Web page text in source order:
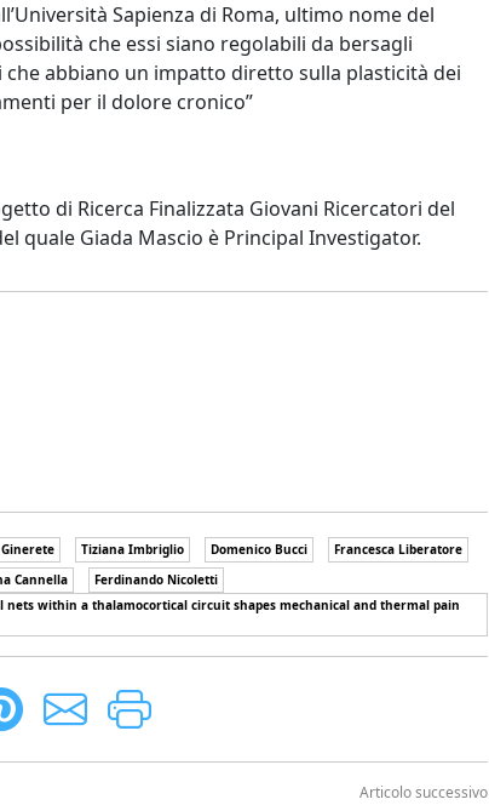
Sapienza di Roma, ultimo nome del
che essi siano regolabili da bersagli
abbiano un impatto diretto sulla plasticità dei
per il dolore cronico”
di Ricerca Finalizzata Giovani Ricercatori del
quale Giada Mascio è Principal Investigator.
Tiziana Imbriglio Domenico Bucci
Francesca Liberatore
Cannella
Ferdinando Nicoletti
within a thalamocortical circuit shapes mechanical and thermal pain
Articolo successivo